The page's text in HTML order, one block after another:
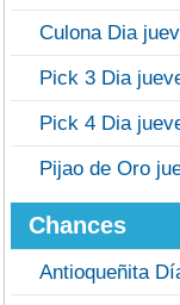
Culona Dia
Pick 3 Dia
Pick 4 Dia
Pijao de Oro
Chances
Antioqueñita